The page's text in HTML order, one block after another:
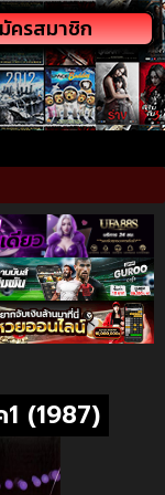
ครสมาชิก
(1987)